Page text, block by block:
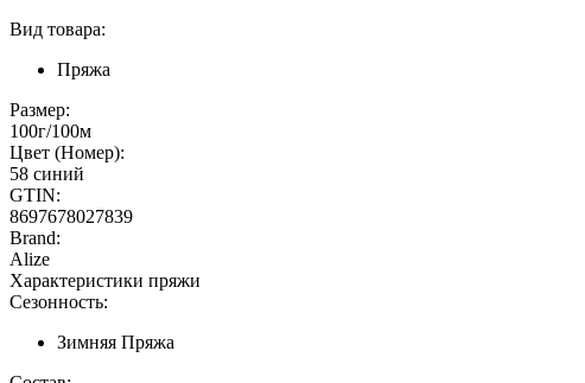
Вид товара:
Пряжа
Размер:
100г/100м
Цвет (Номер):
58 синий
GTIN:
8697678027839
Brand:
Alize
Характеристики пряжи
Сезонность:
Зимняя Пряжа